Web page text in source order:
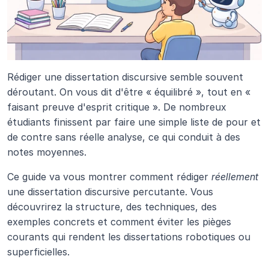
Rédiger une dissertation discursive semble souvent
déroutant. On vous dit d'être « équilibré », tout en «
faisant preuve d'esprit critique ». De nombreux
étudiants finissent par faire une simple liste de pour et
de contre sans réelle analyse, ce qui conduit à des
notes moyennes.
Ce guide va vous montrer comment rédiger réellement
une dissertation discursive percutante. Vous
découvrirez la structure, des techniques, des
exemples concrets et comment éviter les pièges
courants qui rendent les dissertations robotiques ou
superficielles.